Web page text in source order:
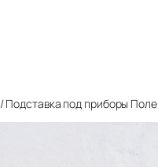
/ Подставка под приборы Поле